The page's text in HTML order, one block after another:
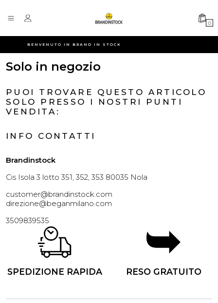
BENVENUTO IN BRAND IN STOCK
0
Solo in negozio
PUOI TROVARE QUESTO ARTICOLO
SOLO PRESSO I NOSTRI PUNTI
VENDITA:
INFO CONTATTI
Brandinstock
Cis Isola 3 lotto 351, 352, 353 80035 Nola
customer@brandinstock.com
direzione@beganmilano.com
3509839535
SPEDIZIONE RAPIDA RESO GRATUITO